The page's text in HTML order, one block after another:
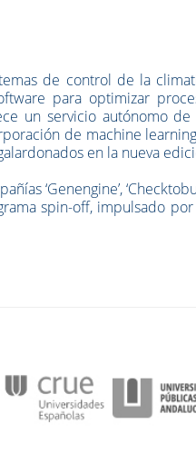
de control de la
para optimizar
un servicio autónomo
de machine
en la nueva
‘Genengine’,
spin-off, impulsado